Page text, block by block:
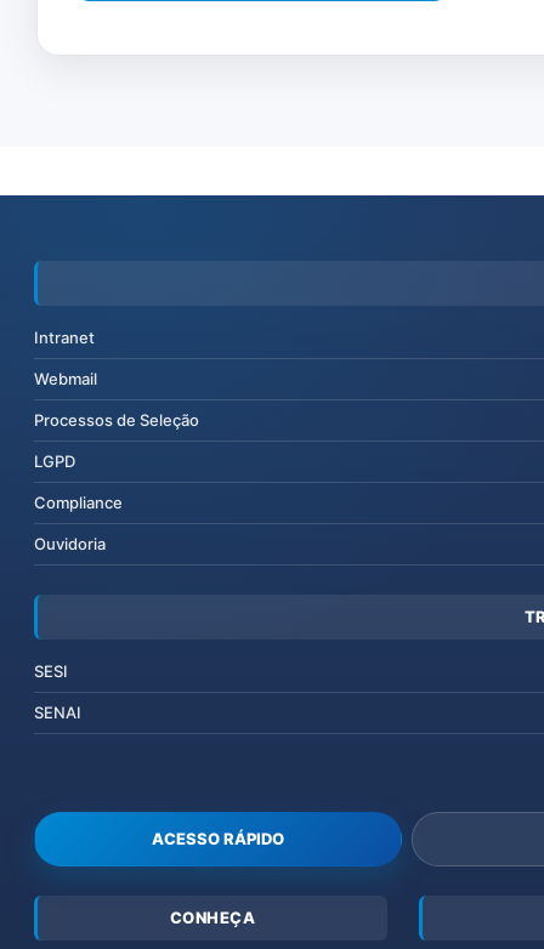
Intranet
Webmail
Processos de Seleção
LGPD
Compliance
Ouvidoria
SESI
SENAI
ACESSO RÁPIDO
CONHEÇA